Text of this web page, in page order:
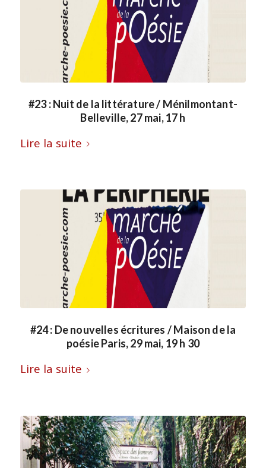
#23 : Nuit de la littérature / Ménilmontant-
Belleville, 27 mai, 17 h
Lire la suite
#24 : De nouvelles écritures / Maison de la
poésie Paris, 29 mai, 19 h 30
Lire la suite